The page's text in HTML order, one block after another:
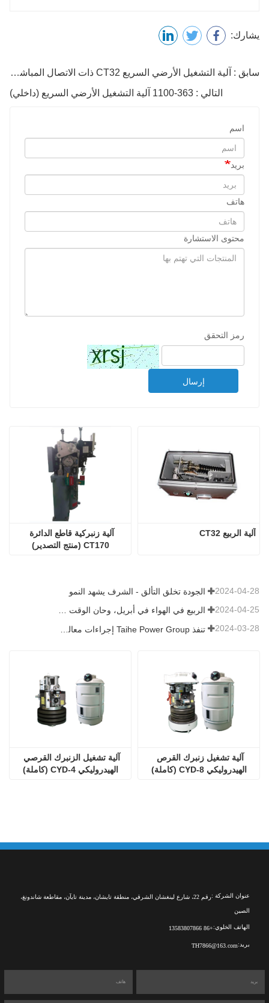
يشارك:
سابق : آلية التشغيل الأرضي السريع CT32 ذات الاتصال المباشر (داخلي)
التالي : 363-1100 آلية التشغيل الأرضي السريع (داخلي)
اسم
بريد
هاتف
محتوى الاستشارة
رمز التحقق
إرسال
CT170 (منتج التصدير)
آلية الربيع CT32
الجودة تخلق التألق - الشرف يشهد النمو 2024-04-28
الربيع في الهواء في أبريل، وحان الوقت لإحراز تقدم. 2024-04-25
2024-03-28
الهيدروليكي CYD-4 (كاملة)
الهيدروليكي CYD-8 (كاملة)
عنوان الشركة : رقم 22، شارع لينغشان الشرقي، منطقة تايشان، مدينة تايآن، مقاطعة شاندونغ،
الصين
الهاتف الخلوي:+86 13583807866
بريد:TH7866@163.com